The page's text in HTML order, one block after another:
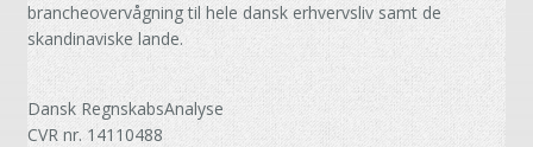
brancheovervågning til hele dansk erhvervsliv samt de
skandinaviske lande.
Dansk RegnskabsAnalyse
CVR nr. 14110488